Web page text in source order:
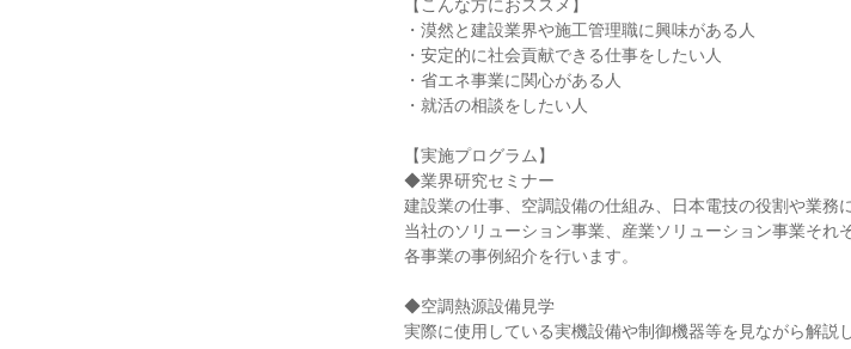
【こんな方におススメ】
・漠然と建設業界や施工管理職に興味がある人
・安定的に社会貢献できる仕事をしたい人
・省エネ事業に関心がある人
・就活の相談をしたい人
【実施プログラム】
◆業界研究セミナー
建設業の仕事、空調設備の仕組み、日本電技の役割や業務
当社のソリューション事業、産業ソリューション事業それ
各事業の事例紹介を行います。
◆空調熱源設備見学
実際に使用している実機設備や制御機器等を見ながら解説